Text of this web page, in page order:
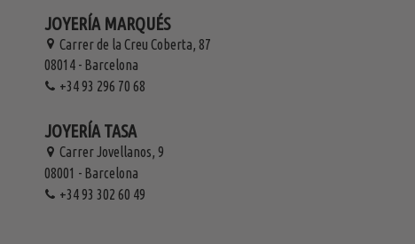
JOYERÍA MARQUÉS
Carrer de la Creu Coberta, 87
08014 - Barcelona
+34 93 296 70 68
JOYERÍA TASA
Carrer Jovellanos, 9
08001 - Barcelona
+34 93 302 60 49